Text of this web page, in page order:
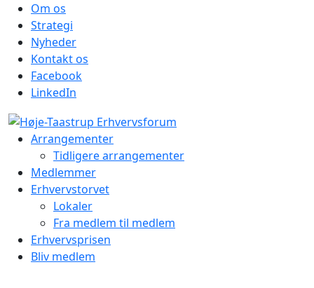
Om os
Strategi
Nyheder
Kontakt os
Facebook
LinkedIn
Arrangementer
Tidligere arrangementer
Medlemmer
Erhvervstorvet
Lokaler
Fra medlem til medlem
Erhvervsprisen
Bliv medlem